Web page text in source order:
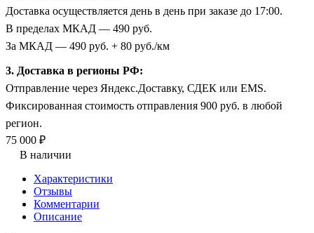
Доставка осуществляется день в день при заказе до 17:00.
В пределах МКАД — 490 руб.
За МКАД — 490 руб. + 80 руб./км
3. Доставка в регионы РФ:
Отправление через Яндекс.Доставку, СДЕК или EMS.
Фиксированная стоимость отправления 900 руб. в любой
регион.
75 000 ₽
В наличии
Характеристики
Отзывы
Комментарии
Описание